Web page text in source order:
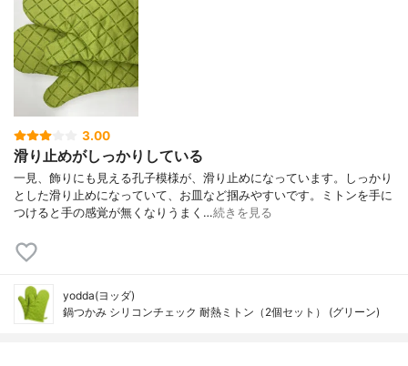
3.00
滑り止めがしっかりしている
一見、飾りにも見える孔子模様が、滑り止めになっています。しっかり
とした滑り止めになっていて、お皿など掴みやすいです。ミトンを手に
つけると手の感覚が無くなりうまく…続きを見る
yodda(ヨッダ)
鍋つかみ シリコンチェック 耐熱ミトン（2個セット） (グリーン)